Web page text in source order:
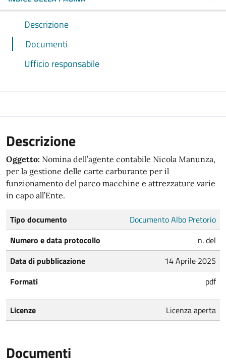
Descrizione
Documenti
Ufficio responsabile
Descrizione
Oggetto: Nomina dell’agente contabile Nicola Manunza,
per la gestione delle carte carburante per il
funzionamento del parco macchine e attrezzature varie
in capo all’Ente.
Tipo documento
Documento Albo Pretorio
Numero e data protocollo
n. del
Data di pubblicazione
14 Aprile 2025
Formati
pdf
Licenze Licenza aperta
Documenti